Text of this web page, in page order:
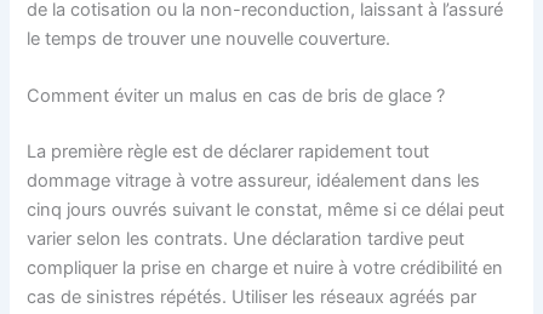
de la cotisation ou la non-reconduction, laissant à l’assuré
le temps de trouver une nouvelle couverture.
Comment éviter un malus en cas de bris de glace ?
La première règle est de déclarer rapidement tout
dommage vitrage à votre assureur, idéalement dans les
cinq jours ouvrés suivant le constat, même si ce délai peut
varier selon les contrats. Une déclaration tardive peut
compliquer la prise en charge et nuire à votre crédibilité en
cas de sinistres répétés. Utiliser les réseaux agréés par